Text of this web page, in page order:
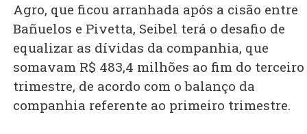
Agro, que ficou arranhada após a cisão entre
Bañuelos e Pivetta, Seibel terá o desafio de
equalizar as dívidas da companhia, que
somavam R$ 483,4 milhões ao fim do terceiro
trimestre, de acordo com o balanço da
companhia referente ao primeiro trimestre.